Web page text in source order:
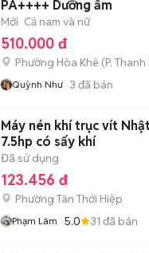
PA++++ Dưỡng ẩm
Mới Cả nam và nữ
510.000 đ
Phường Hòa Khê (P. Thanh
Quỳnh Như 3 đã bán
Máy nén khí trục vít
7.5hp có sấy khí
Đã sử dụng
123.456 đ
Phường Tân Thới Hiệp
Phạm Lâm 5.0 31 đã bán